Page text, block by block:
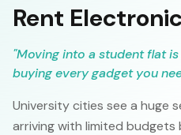
Rent
"Moving into a student flat
buying every gadget you
University cities see a huge
arriving with limited budgets